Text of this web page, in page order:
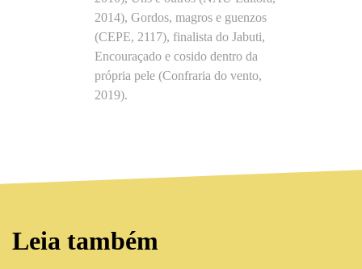
2014), Gordos, magros e guenzos
(CEPE, 2117), finalista do Jabuti,
Encouraçado e cosido dentro da
própria pele (Confraria do vento,
2019).
Leia também